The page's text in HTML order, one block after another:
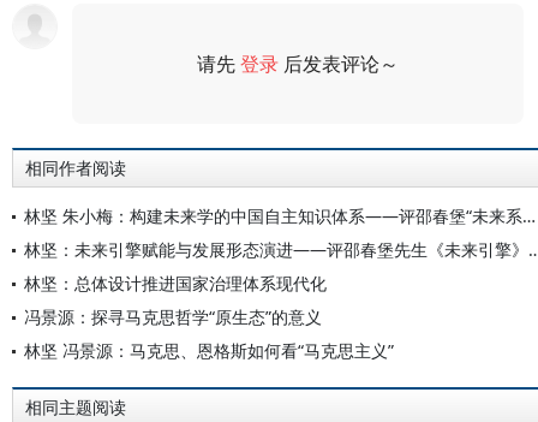
请先登录 后发表评论～
相同作者阅读
林坚 朱小梅：构建未来学的中国自主知识体系——评邵春堡“未来系列”四部著作
林坚：未来引擎赋能与发展形态
林坚：总体设计推进国家治理体系现代化
冯景源：探寻马克思哲学“原生态”的意义
林坚 冯景源：马克思、恩格斯如何看“马克思主义”
相同主题阅读